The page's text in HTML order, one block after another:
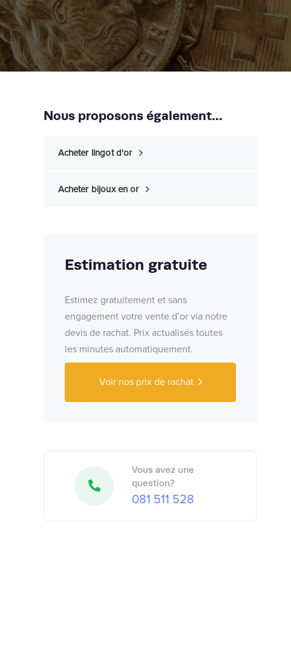
Nous proposons également…
Acheter lingot d'or
Acheter bijoux en or
Estimation gratuite
Estimez gratuitement et sans
engagement votre vente d’or via notre
devis de rachat. Prix actualisés toutes
les minutes automatiquement.
Voir nos prix de rachat
Vous avez une
question?
081 511 528